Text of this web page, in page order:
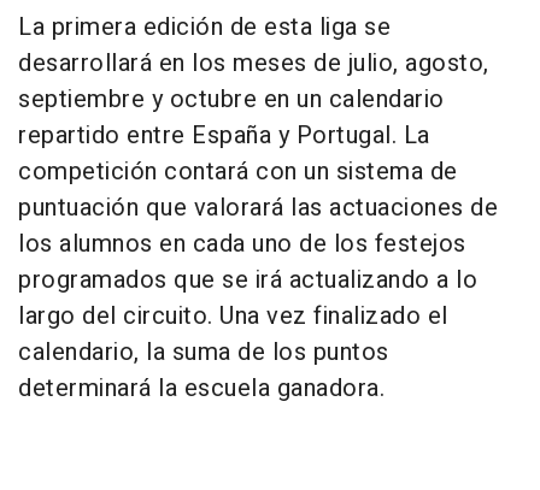
La primera edición de esta liga se
desarrollará en los meses de julio, agosto,
septiembre y octubre en un calendario
repartido entre España y Portugal. La
competición contará con un sistema de
puntuación que valorará las actuaciones de
los alumnos en cada uno de los festejos
programados que se irá actualizando a lo
largo del circuito. Una vez finalizado el
calendario, la suma de los puntos
determinará la escuela ganadora.